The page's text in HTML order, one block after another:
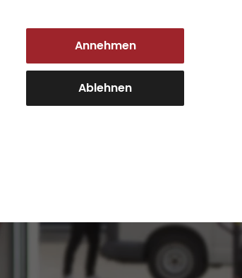
Login Kundenportal
Stellen
bei GO!
Annehmen
Ablehnen